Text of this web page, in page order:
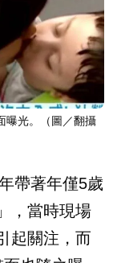
曝光。（圖／翻攝
帶著年僅5歲
，當時現場
起關注，而